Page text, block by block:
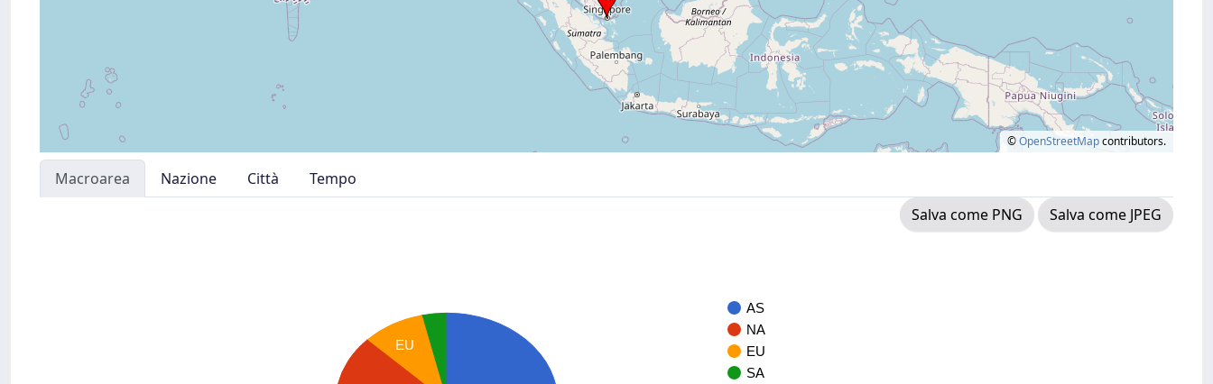
©OpenStreetMapcontributors.
Macroarea Nazione Città
Tempo
Salva come PNG
Salva come JPEG
AS
NA
EU
SA
EU